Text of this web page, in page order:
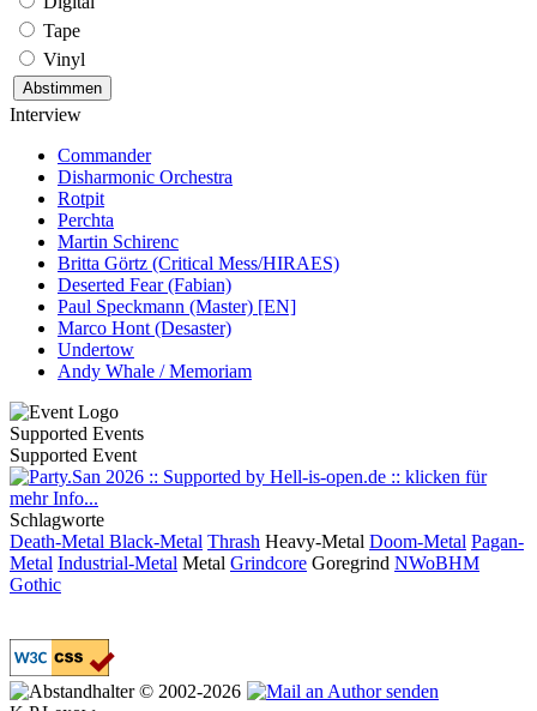
Tape
Vinyl
Interview
Commander
Disharmonic Orchestra
Rotpit
Perchta
Martin Schirenc
Britta Görtz (Critical Mess/HIRAES)
Deserted Fear (Fabian)
Paul Speckmann (Master) [EN]
Marco Hont (Desaster)
Undertow
Andy Whale / Memoriam
Supported Events
Supported Event
Schlagworte
Death-Metal Black-Metal Thrash Heavy-Metal Doom-Metal Pagan-
Metal Industrial-Metal Metal Grindcore Goregrind NWoBHM
Gothic
© 2002-2026